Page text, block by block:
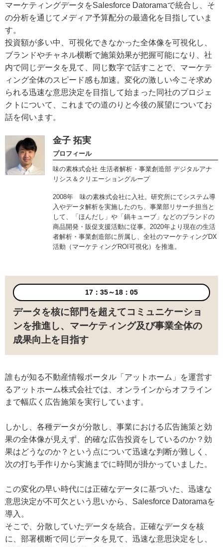
マーケティングデータをSalesforce Datoramaで統合し、そ
の分析を通じてメディア予算配分の最適化を目指していま
す。
投資額が多い中、可視化できなかった全体像を可視化し、
ブランドやチャネル横断で施策効果が把握可能になり、社
内で同じデータを見て、同じ数字で話すことで、マーケテ
ィング全体のスピード感も加速。変化の激しい今こそ求め
られる迅速な意思決定を目指して始まった同社のプロジェ
クトについて、これまでの道のりと今後の展望についてお
話を伺います。
金子 拓実
プロフィール
味の素株式会社 生活者解析・事業創造部 デジタルアナ
リシス＆クリエーショングループ
2008年 味の素株式会社に入社。研究所にてシステム導
入やデータ解析を実施したのち、事業部リサーチ担当と
して、「ほんだし」や「鍋キューブ」などのブランドの
商品開発・販促支援活動に従事。2020年より現在の生活
者解析・事業創造部に所属し、全社のマーケティングDX
活動（マーケティングROI可視化）を推進。
17：35～18：05
データを核に部門を超えてコミュニケーショ
ンを推進し、マーケティング及び事業全体の
成果向上を目指す
誰もが知る不動産情報ポータル「アットホーム」を運営す
るアットホーム株式会社では、オンラインからオフライン
まで幅広く広告施策を実行しています。
しかし、各種データが分散し、事業における広告施策と効
果の全体像が見えず、的確な広告投資をしているのか？効
果はどうなのか？という点について迅速な判断が難しく、
次の打ち手作りから実施までに時間が掛かっていました。
この変化の早い時代には正確なデータに基づいた、迅速な
意思決定が不可欠という思いから、Salesforce Datoramaを
導入。
そこで、分散していたデータを統合。正確なデータを核
に、部署横断で同じデータを見て、迅速な意思決定をし、